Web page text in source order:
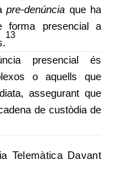
pre-denúncia que ha
forma presencial a
13
presencial és
o aquells que
assegurant que
de custòdia de
Telemàtica Davant